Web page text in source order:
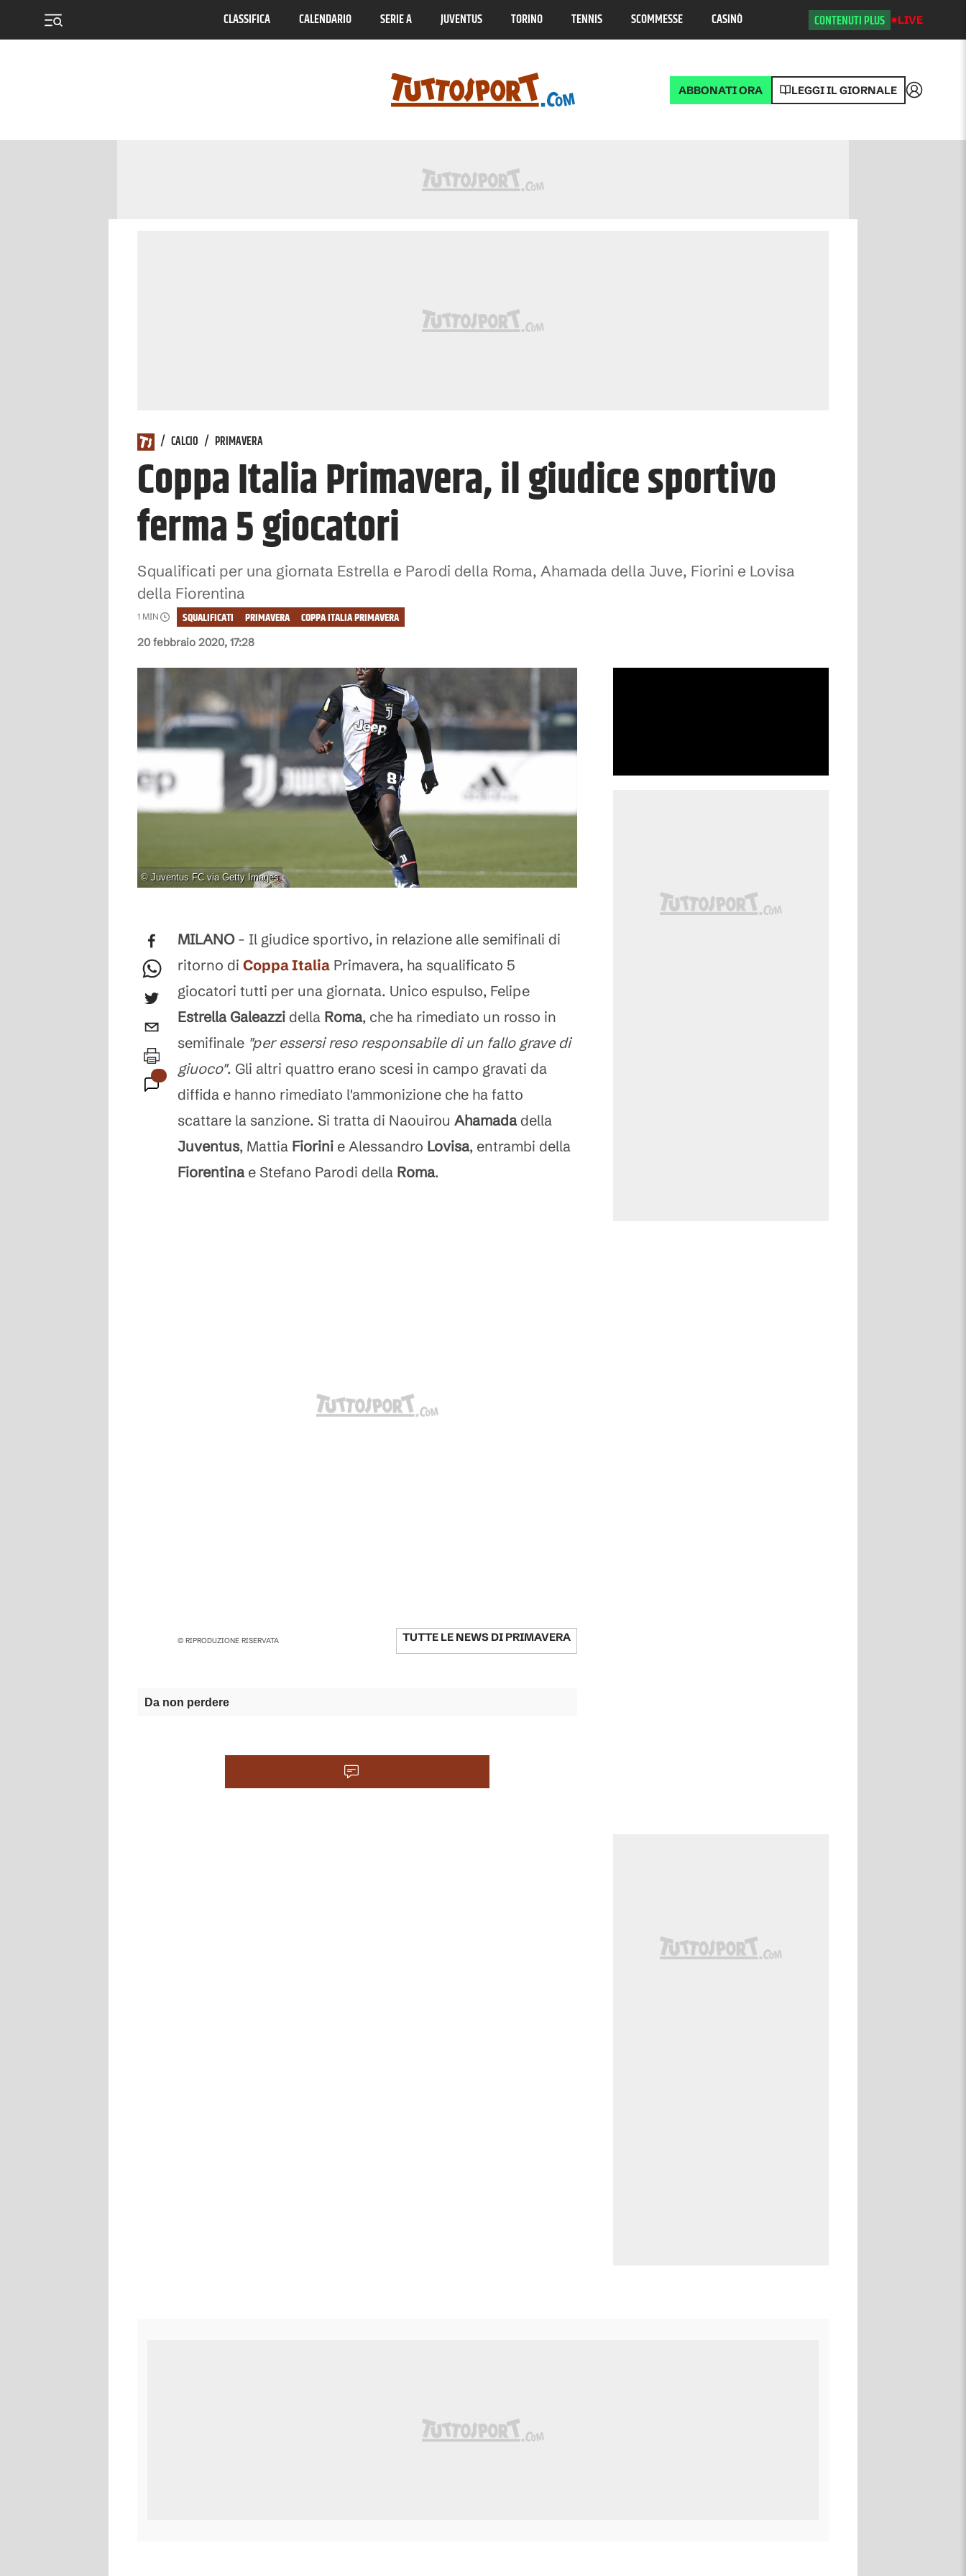
CLASSIFICA CALENDARIO SERIE A JUVENTUS TORINO TENNIS SCOMMESSE CASINÒ CONTENUTI PLUS LIVE
ABBONATI ORA LEGGI IL GIORNALE Accedi
/ CALCIO / PRIMAVERA
Coppa Italia Primavera, il giudice sportivo
ferma 5 giocatori
Squalificati per una giornata Estrella e Parodi della Roma, Ahamada della Juve, Fiorini e Lovisa
della Fiorentina
20 febbraio 2020, 17:28
1 MIN COPPA ITALIA PRIMAVERA
PRIMAVERA
SQUALIFICATI
© Juventus FC via Getty Images
MILANO- Il giudice sportivo, in relazione alle semifinali di
ritorno di Coppa Italia Primavera, ha squalificato 5
giocatori tutti per una giornata. Unico espulso, Felipe
Estrella Galeazzi della Roma, che ha rimediato un rosso in
semifinale "per essersi reso responsabile di un fallo grave di
giuoco". Gli altri quattro erano scesi in campo gravati da
diffida e hanno rimediato l'ammonizione che ha fatto
scattare la sanzione. Si tratta di Naouirou Ahamadadella
Juventus, Mattia Fiorini e Alessandro Lovisa, entrambi della
Fiorentinae Stefano Parodi della Roma.
© RIPRODUZIONE RISERVATA TUTTE LE NEWS DI PRIMAVERA
Da non perdere